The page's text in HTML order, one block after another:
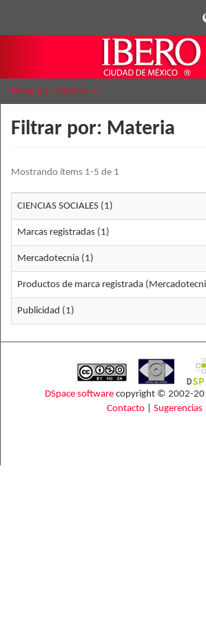
Filtrar por: Materia
Filtrar por: Materia
Mostrando ítems 1-5 de 1
CIENCIAS SOCIALES (1)
Marcas registradas (1)
Mercadotecnia (1)
Productos de marca registrada
Publicidad (1)
DSpace software copyright © 2002-
Contacto| Sugerencias